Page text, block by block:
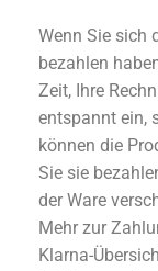
Wenn Sie sich
bezahlen
Zeit, Ihre
entspannt ein,
können die
Sie sie
der Ware
Mehr zur
Klarna-